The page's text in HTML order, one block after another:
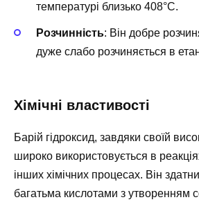
температурі близько 408°C.
Розчинність: Він добре
дуже слабо розчиняється в
Хімічні властивості
Барій гідроксид, завдяки своїй
широко використовується в
інших хімічних процесах. Він
багатьма кислотами з утворенням